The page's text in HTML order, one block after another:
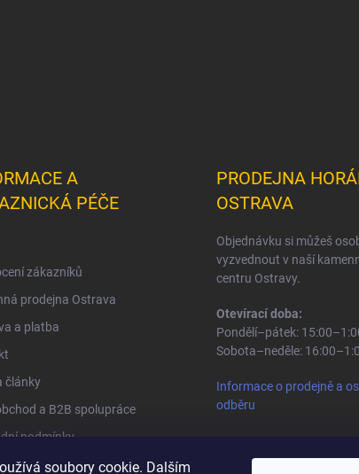
soubory cookie. Dalším
A
PÉČE
zákazníků
prodejna Ostrava
a platba
články
a B2B spolupráce
podmínky
osobních údajů
PRODEJNA
OSTRAVA
Objednávku si můžeš
vyzvednout v naší
centru Ostravy.
Otevírací doba:
Pondělí–pátek:
Sobota–neděle:
Informace o prodejně a
odběru